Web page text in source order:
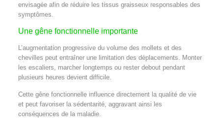
envisagée afin de réduire les tissus graisseux responsables des
symptômes.
Une gêne fonctionnelle importante
L’augmentation progressive du volume des mollets et des
chevilles peut entraîner une limitation des déplacements. Monter
les escaliers, marcher longtemps ou rester debout pendant
plusieurs heures devient difficile.
Cette gêne fonctionnelle influence directement la qualité de vie
et peut favoriser la sédentarité, aggravant ainsi les
conséquences de la maladie.